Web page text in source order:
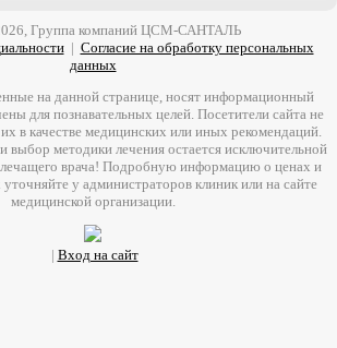
Группа компаний ЦСМ-САНТАЛЬ
| Согласие на обработку персональных
данных
на данной странице, носят информационный
для познавательных целей. Посетители сайта не
в качестве медицинских или иных рекомендаций.
выбор методики лечения остается исключительной
лечащего врача! Подробную информацию о ценах и
у администраторов клиник или на сайте
медицинской организации.
| Вход на сайт